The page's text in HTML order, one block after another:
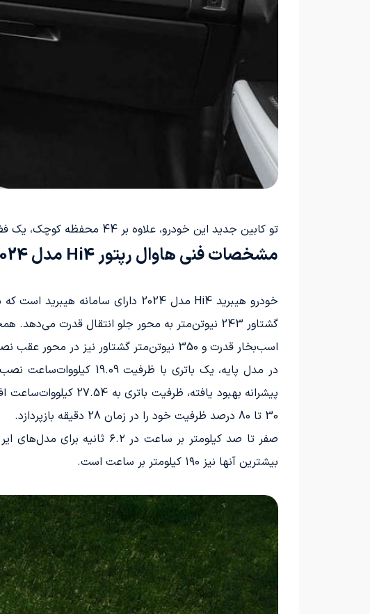
تو کابین جدید این خودرو، علاوه بر 44 محفظه کوچک، یک فضای بزرگ به ظرفیت 586 لیتر پشت صندلی‌ها اضافه شده است.
مشخصات فنی هاوال رپتور Hi4 مدل 2024
اسب‌بخار قدرت و 350 نیوتن‌متر گشتاور نیز در محور عقب نصب شده است.
30 تا 80 درصد ظرفیت خود را در زمان 28 دقیقه بازپردازد.
بیشترین آنها نیز ۱۹۰ کیلومتر بر ساعت است.